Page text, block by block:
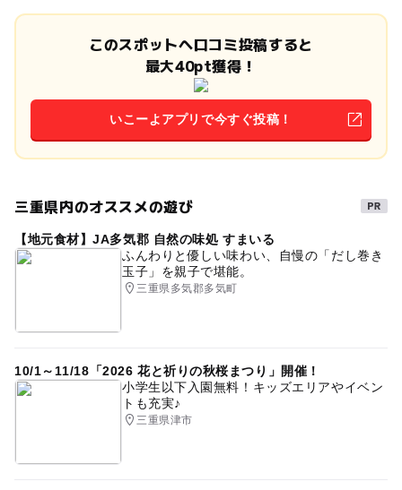
このスポットへ口コミ投稿すると
最大40pt獲得！
いこーよアプリで今すぐ投稿！
三重県内のオススメの遊び
【地元食材】JA多気郡 自然の味処 すまいる
ふんわりと優しい味わい、自慢の「だし巻き
玉子」を親子で堪能。
三重県多気郡多気町
10/1～11/18「2026 花と祈りの秋桜まつり」開催！
小学生以下入園無料！キッズエリアやイベン
トも充実♪
三重県津市